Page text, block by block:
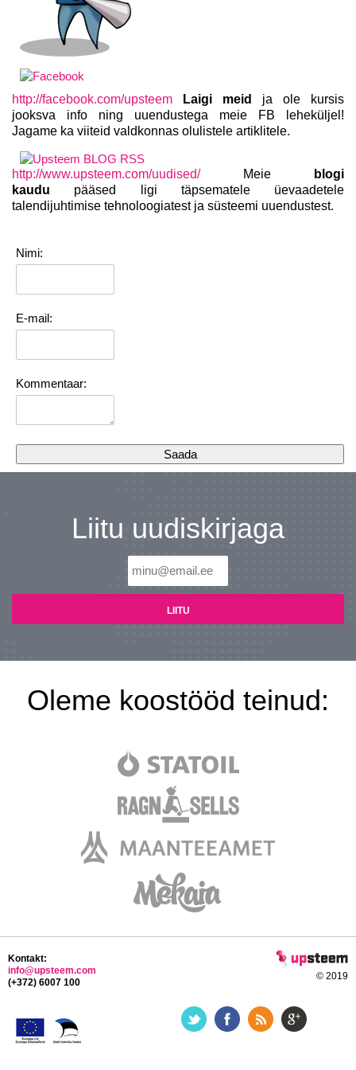
http://facebook.com/upsteem Laigi meid
ja ole kursis
jooksva info ning uuendustega meie FB leheküljel!
Jagame ka viiteid valdkonnas olulistele artiklitele.
http://www.upsteem.com/uudised/Meie
blogi
kaudu pääsed ligi täpsematele üevaadetele
talendijuhtimise tehnoloogiatest ja süsteemi uuendustest.
Nimi:
E-mail:
Kommentaar:
Liitu uudiskirjaga
Oleme koostööd teinud:
© 2019
Kontakt:
info@upsteem.com
(+372) 6007 100